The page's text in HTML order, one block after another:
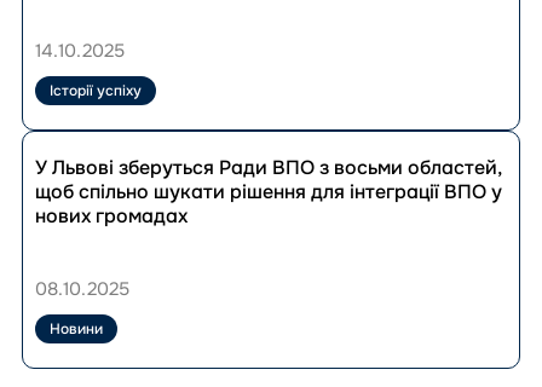
для
внутрішньо
переміщених
людей
ВПО
на
житлову
і
соціальну
політику
громад:
досвід
Лубен
14.10.2025
Історії успіху
Перейти
до
публікації
Ради
ВПО
восьми
областей,
У Львові зберуться Ради ВПО з восьми областей,
щоб спільно шукати рішення для інтеграції ВПО у
нових громадах
08.10.2025
Новини